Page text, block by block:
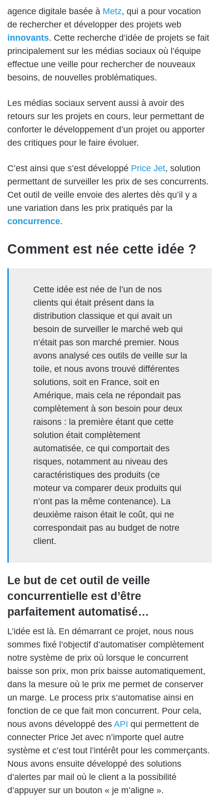
agence digitale basée à Metz, qui a pour vocation
de rechercher et développer des projets web
innovants. Cette recherche d’idée de projets se fait
principalement sur les médias sociaux où l’équipe
effectue une veille pour rechercher de nouveaux
besoins, de nouvelles problématiques.
Les médias sociaux servent aussi à avoir des
retours sur les projets en cours, leur permettant de
conforter le développement d’un projet ou apporter
des critiques pour le faire évoluer.
C’est ainsi que s’est développé Price Jet, solution
permettant de surveiller les prix de ses concurrents.
Cet outil de veille envoie des alertes dès qu’il y a
une variation dans les prix pratiqués par la
concurrence.
Comment est née cette idée ?
Cette idée est née de l’un de nos
clients qui était présent dans la
distribution classique et qui avait un
besoin de surveiller le marché web qui
n’était pas son marché premier. Nous
avons analysé ces outils de veille sur la
toile, et nous avons trouvé différentes
solutions, soit en France, soit en
Amérique, mais cela ne répondait pas
complètement à son besoin pour deux
raisons : la première étant que cette
solution était complètement
automatisée, ce qui comportait des
risques, notamment au niveau des
caractéristiques des produits (ce
moteur va comparer deux produits qui
n’ont pas la même contenance). La
deuxième raison était le coût, qui ne
correspondait pas au budget de notre
client.
Le but de cet outil de veille
concurrentielle est d’être
parfaitement automatisé…
L’idée est là. En démarrant ce projet, nous nous
sommes fixé l’objectif d’automatiser complètement
notre système de prix où lorsque le concurrent
baisse son prix, mon prix baisse automatiquement,
dans la mesure où le prix me permet de conserver
un marge. Le process prix s’automatise ainsi en
fonction de ce que fait mon concurrent. Pour cela,
nous avons développé des API qui permettent de
connecter Price Jet avec n’importe quel autre
système et c’est tout l’intérêt pour les commerçants.
Nous avons ensuite développé des solutions
d’alertes par mail où le client a la possibilité
d’appuyer sur un bouton « je m’aligne ».